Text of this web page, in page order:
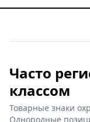
Часто
классом
Товарные знаки
Однородные